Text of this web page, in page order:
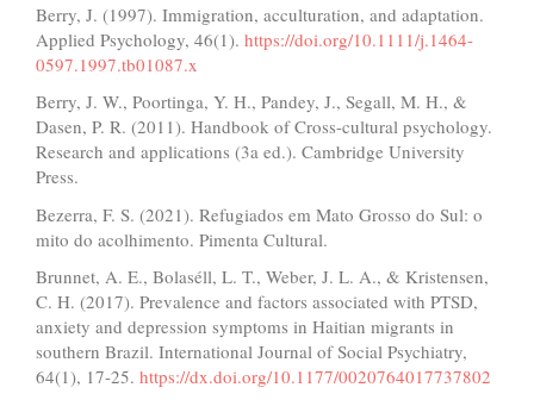
Berry, J. (1997). Immigration, acculturation, and adaptation.
Applied Psychology, 46(1). https://doi.org/10.1111/j.1464-
0597.1997.tb01087.x
Berry, J. W., Poortinga, Y. H., Pandey, J., Segall, M. H., &
Dasen, P. R. (2011). Handbook of Cross-cultural psychology.
Research and applications (3a ed.). Cambridge University
Press.
Bezerra, F. S. (2021). Refugiados em Mato Grosso do Sul: o
mito do acolhimento. Pimenta Cultural.
Brunnet, A. E., Bolaséll, L. T., Weber, J. L. A., & Kristensen,
C. H. (2017). Prevalence and factors associated with PTSD,
anxiety and depression symptoms in Haitian migrants in
southern Brazil. International Journal of Social Psychiatry,
64(1), 17-25. https://dx.doi.org/10.1177/0020764017737802